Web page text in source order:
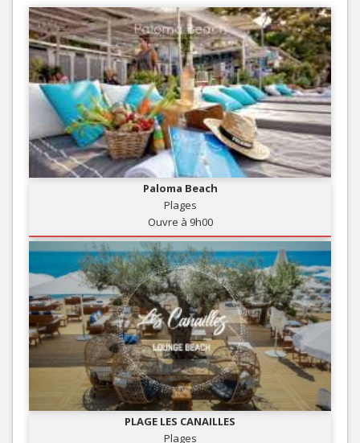
Paloma Beach
Plages
Ouvre à 9h00
PLAGE LES CANAILLES
Plages